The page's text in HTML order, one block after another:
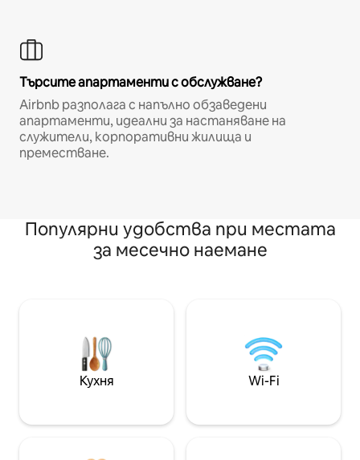
Търсите апартаменти с обслужване?
Airbnb разполага с напълно обзаведени
апартаменти, идеални за настаняване на
служители, корпоративни жилища и
преместване.
Популярни удобства при местата
за месечно наемане
Кухня Wi-Fi